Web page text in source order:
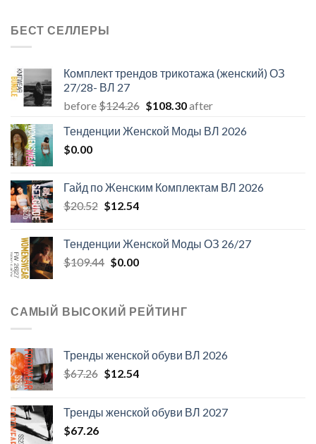
БЕСТ СЕЛЛЕРЫ
Комплект трендов трикотажа (женский) ОЗ
27/28- ВЛ 27
before$124.26 Первоначальная
составляла
$108.30Текущая
$108.30.
after
Тенденции Женской Моды ВЛ 2026
$0.00
Гайд по Женским Комплектам ВЛ 2026
$20.52 Первоначальная
$20.52.
$12.54Текущая
Тенденции Женской Моды ОЗ 26/27
$109.44 Первоначальная
$109.44.
$0.00Текущая
САМЫЙ ВЫСОКИЙ РЕЙТИНГ
Тренды женской обуви ВЛ 2026
$67.26 Первоначальная
$67.26.
$12.54Текущая
Тренды женской обуви ВЛ 2027
$67.26